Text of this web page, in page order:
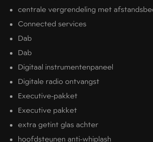
centrale vergrendeling met
Connected services
Dab
Dab
Digitaal instrumentenpaneel
Digitale radio ontvangst
Executive-pakket
Executive pakket
extra getint glas achter
hoofdsteunen anti-whiplash